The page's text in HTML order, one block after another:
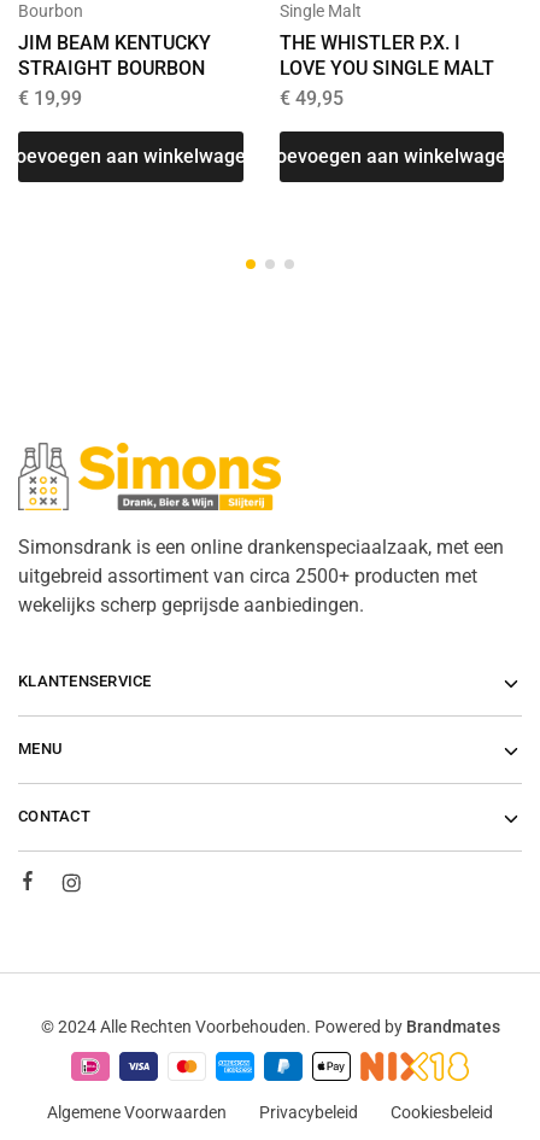
Bourbon
JIM BEAM KENTUCKY
STRAIGHT BOURBON
€ 19,99
Toevoegen aan winkelwagen
Single Malt
THE WHISTLER P.X. I
LOVE YOU SINGLE MALT
€49,95
Toevoegen aan winkelwagen
Simonsdrank is een online drankenspeciaalzaak, met een
uitgebreid assortiment van circa 2500+ producten met
wekelijks scherp geprijsde aanbiedingen.
KLANTENSERVICE
MENU
CONTACT
© 2024 Alle Rechten Voorbehouden. Powered by Brandmates
Algemene Voorwaarden Privacybeleid Cookiesbeleid